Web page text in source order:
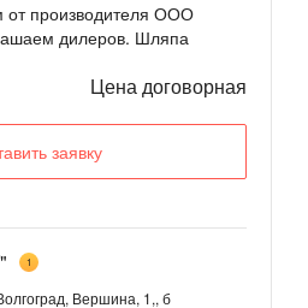
производителя ООО
дилеров. Шляпа
Цена договорная
заявку
1
Вершина, 1,, б